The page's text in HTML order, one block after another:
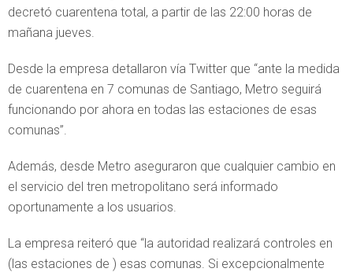
decretó cuarentena total, a partir de las 22:00 horas de
mañana jueves.
Desde la empresa detallaron vía Twitter que “ante la medida
de cuarentena en 7 comunas de Santiago, Metro seguirá
funcionando por ahora en todas las estaciones de esas
comunas”.
Además, desde Metro aseguraron que cualquier cambio en
el servicio del tren metropolitano será informado
oportunamente a los usuarios.
La empresa reiteró que “la autoridad realizará controles en
(las estaciones de ) esas comunas. Si excepcionalmente